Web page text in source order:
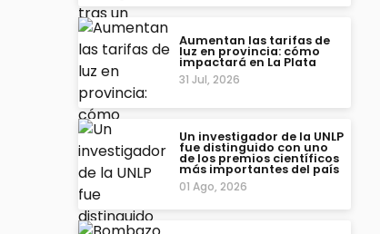
Aumentan las tarifas de
luz en provincia: cómo
impactará en La Plata
31 Jul, 2026
Un investigador de la UNLP
fue distinguido con uno
de los premios científicos
más importantes del país
01 Ago, 2026